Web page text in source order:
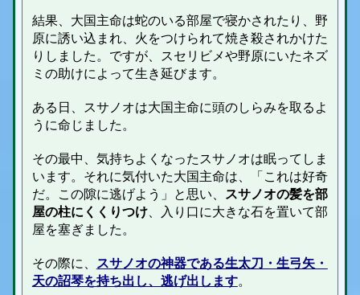
結果、大国主命は蛇のいる部屋で寝かされたり、野
原に誘い込まれ、火をつけられて焼き殺されかけた
りしました。ですが、スセリビメや野原にいたネズ
ミの助けによって生き延びます。
ある日、スサノオは大国主命に頭のしらみを取るよ
うに命じました。
その最中、気持ちよくなったスサノオは眠ってしま
います。それに気付いた大国主命は、「これは好奇
だ。この隙に逃げよう」と思い、
スサノオの髪を部
屋の柱にくくりつけ、入り口に大きな石を置いて部
屋を塞ぎました。
その際に、
スサノオの神器である生太刀・生弓矢・
天の詔琴を持ち出し、逃げ出します。